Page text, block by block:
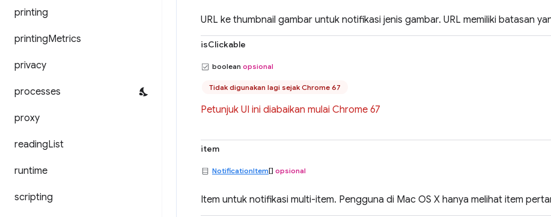
printing
printingMetrics
privacy
processes
proxy
readingList
runtime
scripting
URL ke thumbnail gambar untuk notifikasi jenis gambar. URL memiliki batasan
isClickable
boolean opsional
Tidak digunakan lagi sejak Chrome 67
Petunjuk UI ini diabaikan mulai Chrome 67
item
NotificationItem[] opsional
Item untuk notifikasi multi-item. Pengguna di Mac OS X hanya melihat item